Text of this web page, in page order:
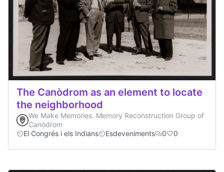
The Canòdrom as an element to locate
the neighborhood
We Make Memories. Memory Reconstruction Group of
Canòdrom
El Congrés i els Indians
Esdeveniments 0 0